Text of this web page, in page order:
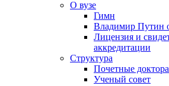
О вузе
Гимн
Владимир
Лицензия и
аккредитации
Структура
Почетные
Ученый совет